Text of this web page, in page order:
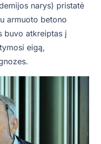
narys) pristatė
armuoto betono
buvo atkreiptas į
eigą,